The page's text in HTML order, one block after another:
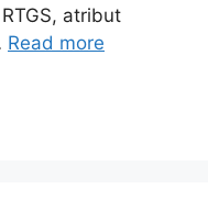
atribut
Read more